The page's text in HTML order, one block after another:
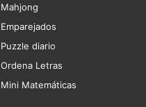
Mahjong
Emparejados
Puzzle diario
Ordena Letras
Mini Matemáticas